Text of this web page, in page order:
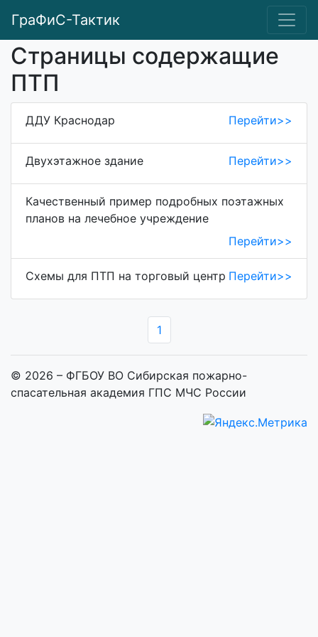
ГраФиС-Тактик
Страницы содержащие
ПТП
ДДУ Краснодар Перейти>>
Двухэтажное здание Перейти>>
Качественный пример подробных поэтажных
планов на лечебное учреждение
Перейти>>
Схемы для ПТП на торговый центр Перейти>>
1
© 2026 – ФГБОУ ВО Сибирская пожарно-
спасательная академия ГПС МЧС России